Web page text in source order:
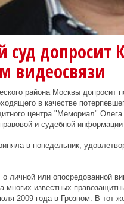
суд допросит
видеосвязи
района Москвы допросит
в качестве
центра "Мемориал"
и судебной информации
в понедельник,
личной или опосредованной
многих известных
2009 года в Грозном. В тот